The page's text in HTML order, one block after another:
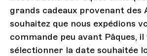
grands cadeaux provenant des
souhaitez que nous expédions
commande peu avant Pâques,
sélectionner la date souhaitée